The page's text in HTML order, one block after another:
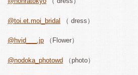
@toi.et.moi_bridal （ dress）
@hvid___.jp （Flower）
@nodoka_photowd （photo）